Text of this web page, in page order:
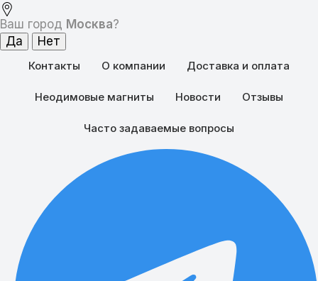
Ваш город Москва?
Контакты О компании Доставка и оплата
Неодимовые магниты Новости Отзывы
Часто задаваемые вопросы